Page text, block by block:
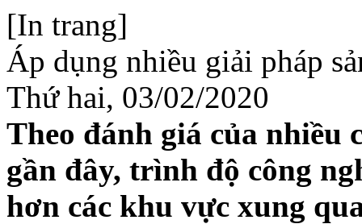
[In trang]
Áp dụng nhiều giải pháp
Thứ hai, 03/02/2020
Theo đánh giá của nhiều
gần đây, trình độ công
hơn các khu vực xung